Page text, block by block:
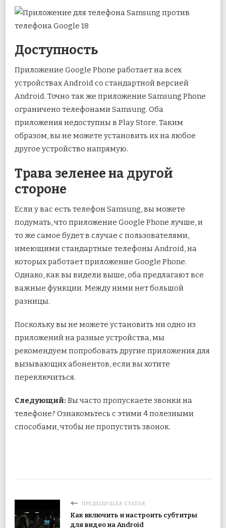
Доступность
Приложение Google Phone работает на всех
устройствах Android со стандартной версией
Android. Точно так же приложение Samsung Phone
ограничено телефонами Samsung. Оба
приложения недоступны в Play Store. Таким
образом, вы не можете установить их на любое
другое устройство напрямую.
Трава зеленее на другой
стороне
Если у вас есть телефон Samsung, вы можете
подумать, что приложение Google Phone лучше, и
то же самое будет в случае с пользователями,
имеющими стандартные телефоны Android, на
которых работает приложение Google Phone.
Однако, как вы видели выше, оба предлагают все
важные функции. Между ними нет большой
разницы.
Поскольку вы не можете установить ни одно из
приложений на разные устройства, мы
рекомендуем попробовать другие приложения для
вызывающих абонентов, если вы хотите
переключиться.
Следующий: Вы часто пропускаете звонки на
телефоне? Ознакомьтесь с этими 4 полезными
способами, чтобы не пропустить звонок.
ПРЕДЫДУЩАЯ СТАТЬЯ
Как включить и настроить субтитры
для видео на Android